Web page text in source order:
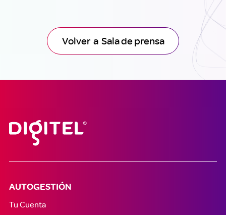
Volver a Sala de prensa
AUTOGESTIÓN
Tu Cuenta